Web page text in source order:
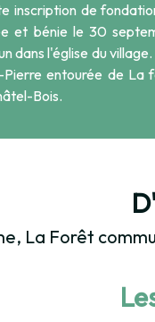
inscription de
et bénie le 30
dans l'église du village.
entourée de La
Bois.
La Forêt